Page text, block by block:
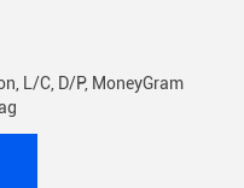
L/C, D/P, MoneyGram